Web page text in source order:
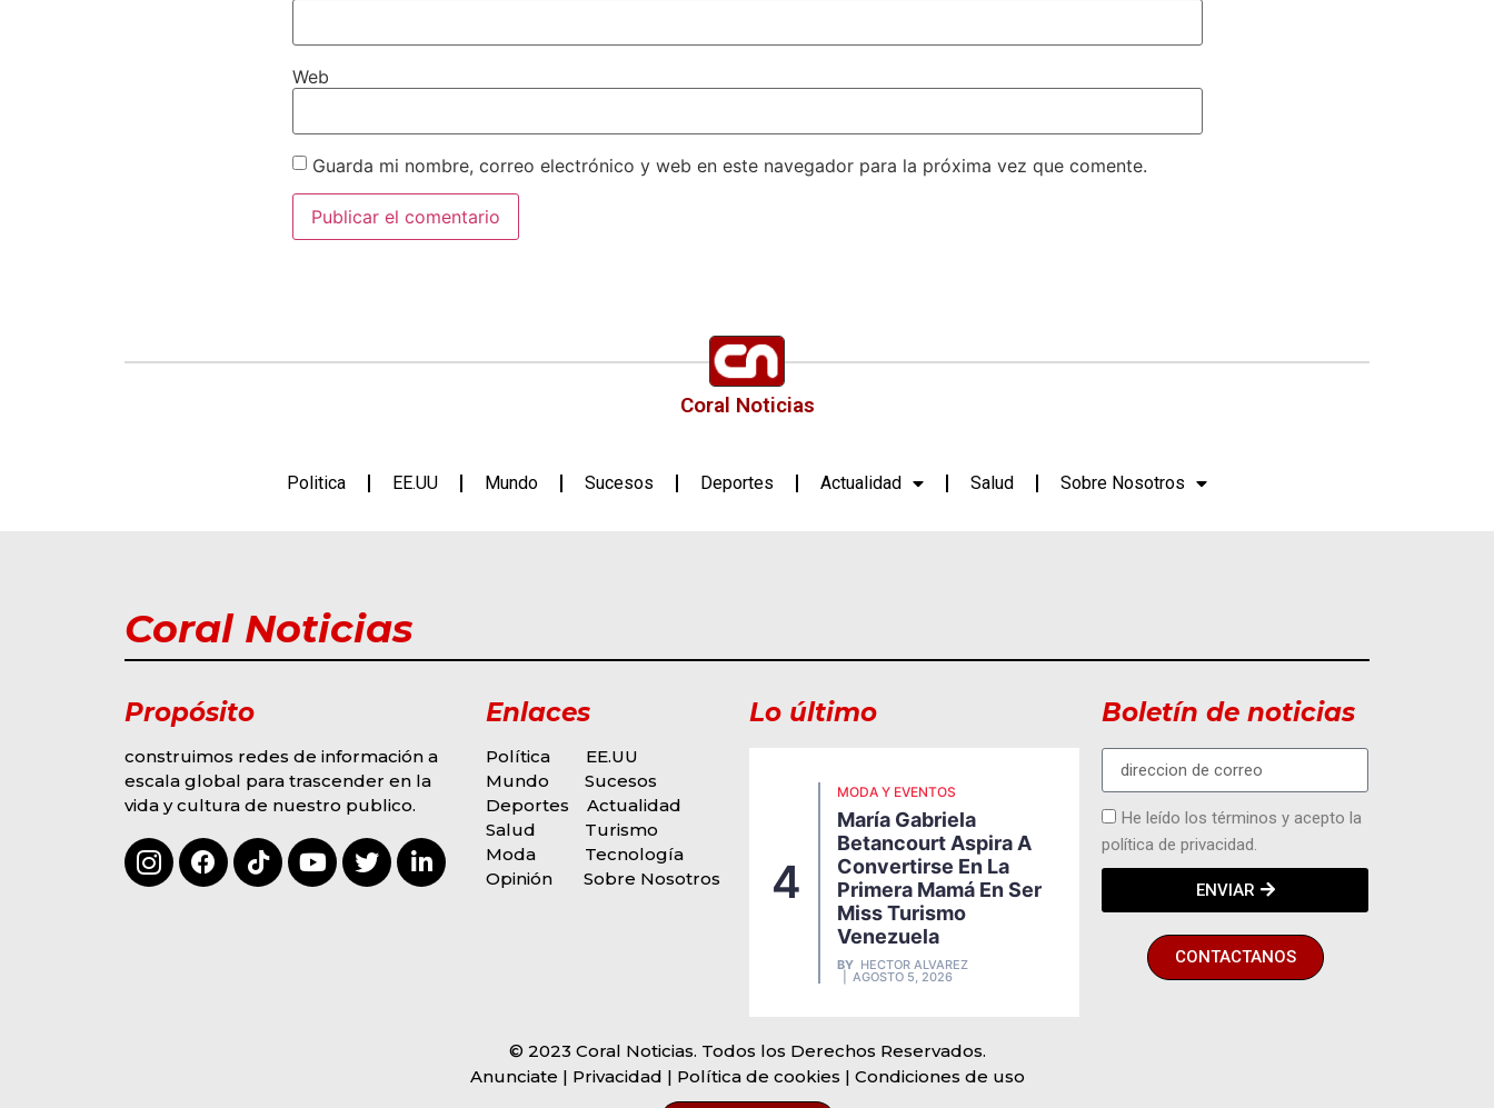
Web
Guarda mi nombre, correo electrónico y web en este navegador para la próxima vez que comente.
Coral Noticias
Politica EE.UU Mundo Sucesos Deportes Actualidad Salud Sobre Nosotros
Coral Noticias
Propósito
construimos redes de información a
escala global para trascender en la
vida y cultura de nuestro publico.
Enlaces
Política
EE.UU
Mundo
Sucesos
Deportes
Actualidad
Salud
Turismo
Moda
Tecnología
Opinión
Sobre Nosotros
Lo último
MODA Y EVENTOS
OMAR COLINA
DERROCHA TALENTO
EN “SOY LA VOZ USA”
3
MODA Y EVENTOS
Gigi Borrelli Presenta
Su Nueva Propuesta
Musical, Una Explosiva
Fusión De Funk, Soul Y
4
MODA Y EVENTOS
María Gabriela
Betancourt Aspira A
Convertirse En La
Primera Mamá En Ser
Miss Turismo
Venezuela
BY HECTOR ALVAREZ
AGOSTO 5, 2026
5
ACTUALIDAD
Ecuador Abre Paso A
Una Nueva Generación
De Ajedrecistas Con
Future Grandmasters,
Karpowership
Boletín de noticias
He leído los términos y acepto la
política de privacidad.
ENVIAR
CONTACTANOS
© 2023 Coral Noticias. Todos los Derechos Reservados.
Anunciate | Privacidad | Política de cookies | Condiciones de uso